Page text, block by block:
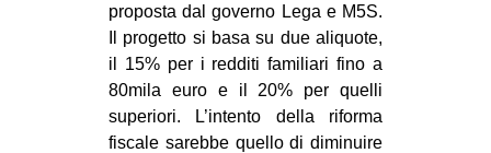
GENERI
MIGRAZIONI
PRECARIATO
REPRESSIONE
proposta dal governo Lega e M5S.
Il progetto si basa su due aliquote,
il 15% per i redditi familiari fino a
80mila euro e il 20% per quelli
superiori. L’intento della riforma
fiscale sarebbe quello di diminuire